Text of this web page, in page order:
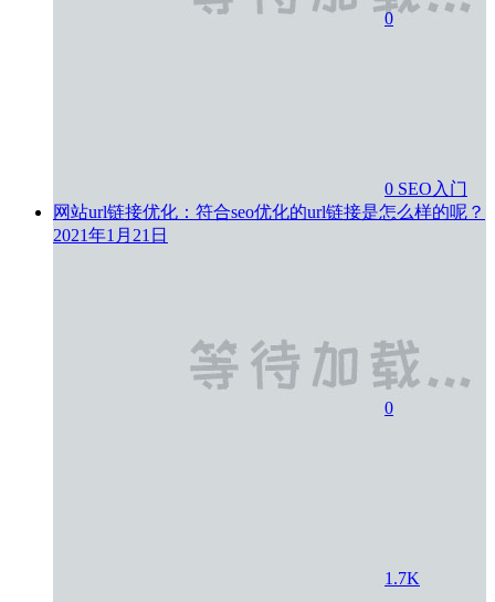
0
0 SEO入门
网站url链接优化：符合seo优化的url链接是怎么样的呢？
2021年1月21日
0
1.7K